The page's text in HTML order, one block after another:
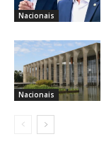
Nacionais
Nacionais